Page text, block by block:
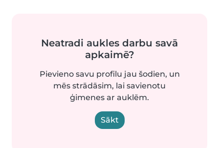
Neatradi aukles darbu savā
apkaimē?
Pievieno savu profilu jau šodien, un
mēs strādāsim, lai savienotu
ģimenes ar auklēm.
Sākt